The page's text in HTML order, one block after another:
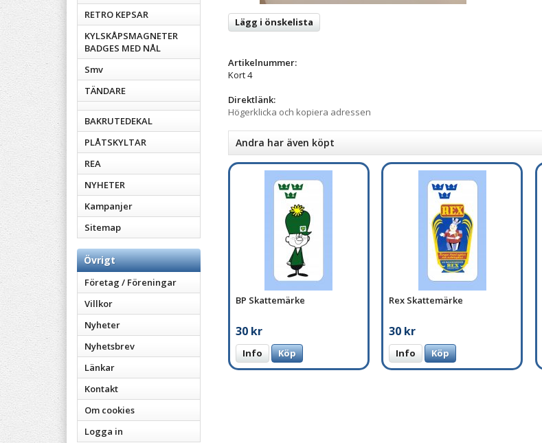
RETRO KEPSAR
KYLSKÅPSMAGNETER
BADGES MED NÅL
Smv
TÄNDARE
BAKRUTEDEKAL
PLÅTSKYLTAR
REA
NYHETER
Kampanjer
Sitemap
Övrigt
Företag / Föreningar
Villkor
Nyheter
Nyhetsbrev
Länkar
Kontakt
Om cookies
Logga in
Lägg i önskelista
Artikelnummer:
Kort 4
Direktlänk:
Högerklicka och kopiera adressen
Andra har även köpt
BP Skattemärke
30 kr
Info Köp
Rex Skattemärke
30 kr
Info Köp